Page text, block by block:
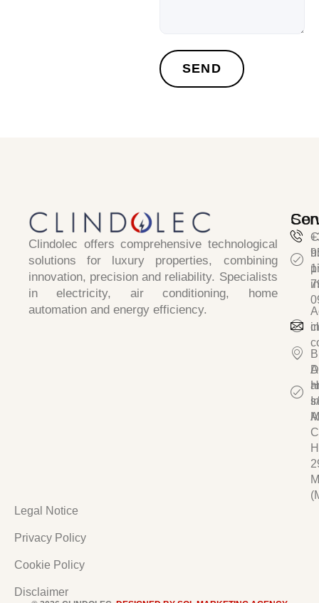
SEND
Clindolec offers comprehensive technological
solutions for luxury properties, combining
innovation, precision and reliability. Specialists
inelectricity, air conditioning, home
automation and energy efficiency.
Legal Notice
Privacy Policy
Cookie Policy
Disclaimer